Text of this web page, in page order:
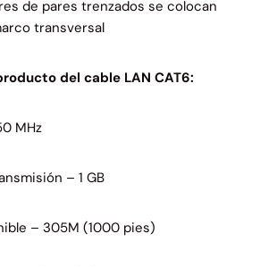
de pares trenzados se colocan
transversal
del cable LAN CAT6:
MHz
– 1 GB
– 305M (1000 pies)